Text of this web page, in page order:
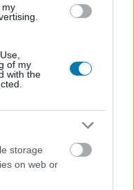
my
of my
with the
storage
on web or
a Squadron 42 akkor
csak egy időpont
vagy egyéb
az még túl messze
marketingkampány is
szerint, ha most
gameplayt a játékból,
a megjelenéshez